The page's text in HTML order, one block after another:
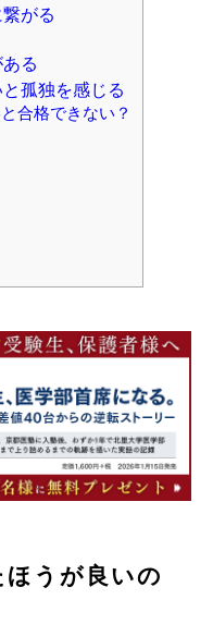
がる
る
孤独を感じる
合格できない？
ほうが良いの